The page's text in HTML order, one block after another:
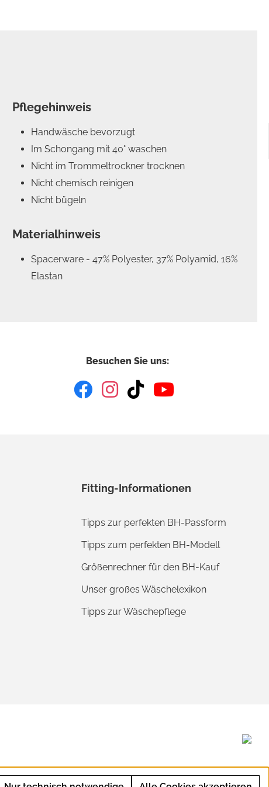
Pflegehinweis
Handwäsche bevorzugt
Im Schongang mit 40° waschen
Nicht im Trommeltrockner trocknen
Nicht chemisch reinigen
Nicht bügeln
Materialhinweis
Spacerware - 47% Polyester, 37% Polyamid, 16%
Elastan
Besuchen Sie uns:
Fitting-Informationen
Tipps zur perfekten BH-Passform
Tipps zum perfekten BH-Modell
Größenrechner für den BH-Kauf
Unser großes Wäschelexikon
Tipps zur Wäschepflege